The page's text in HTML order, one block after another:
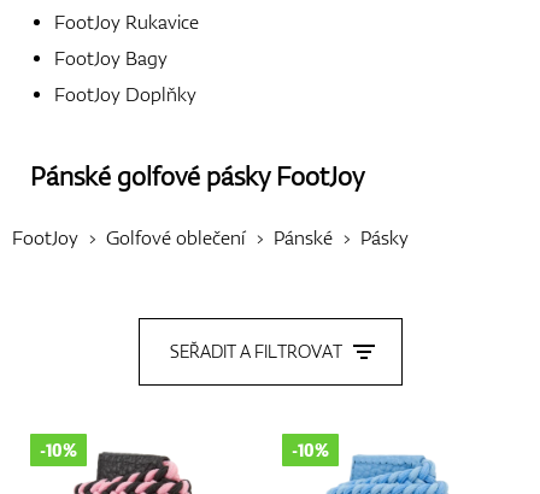
FootJoy Rukavice
FootJoy Bagy
FootJoy Doplňky
Pánské golfové páskyFootJoy
FootJoy Golfové oblečení Pánské Pásky
SEŘADIT A FILTROVAT
-10% -10%